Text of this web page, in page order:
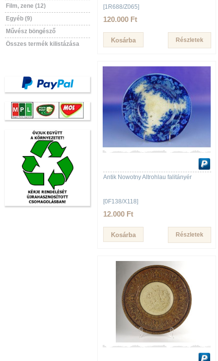
Film, zene (12)
Egyéb (9)
Művész böngésző
Összes termék kilistázása
[1R688/Z065]
120.000 Ft
Részletek
Antik Nowotny Altrohlau falitányér
[0F138/X118]
12.000 Ft
Részletek